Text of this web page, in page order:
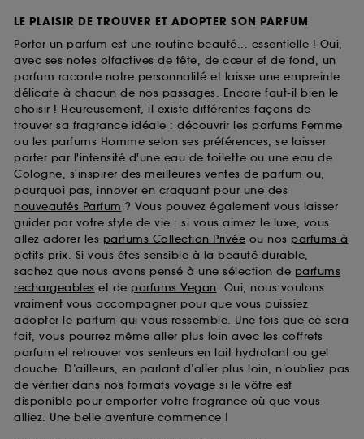
LE PLAISIR DE TROUVER ET ADOPTER SON PARFUM
Porter un parfum est une routine beauté... essentielle ! Oui,
avec ses notes olfactives de tête, de cœur et de fond, un
parfum raconte notre personnalité et laisse une empreinte
délicate à chacun de nos passages. Encore faut-il bien le
choisir ! Heureusement, il existe différentes façons de
trouver sa fragrance idéale : découvrir les parfums Femme
ou les parfums Homme selon ses préférences, se laisser
porter par l'intensité d'une eau de toilette ou une eau de
Cologne, s'inspirer des meilleures ventes de parfum ou,
pourquoi pas, innover en craquant pour une des
nouveautés Parfum ? Vous pouvez également vous laisser
guider par votre style de vie : si vous aimez le luxe, vous
allez adorer les parfums Collection Privée ou nos parfums à
petits prix. Si vous êtes sensible à la beauté durable,
sachez que nous avons pensé à une sélection de parfums
rechargeables et de parfums Vegan. Oui, nous voulons
vraiment vous accompagner pour que vous puissiez
adopter le parfum qui vous ressemble. Une fois que ce sera
fait, vous pourrez même aller plus loin avec les coffrets
parfum et retrouver vos senteurs en lait hydratant ou gel
douche. D’ailleurs, en parlant d’aller plus loin, n’oubliez pas
de vérifier dans nos formats voyage si le vôtre est
disponible pour emporter votre fragrance où que vous
alliez. Une belle aventure commence !